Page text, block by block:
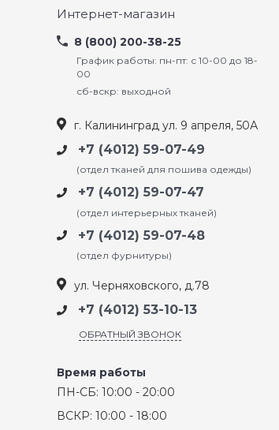
Интернет-магазин
8 (800) 200-38-25
График работы: пн-пт: с 10-00 до 18-
00
сб-вскр: выходной
г. Калининград ул. 9 апреля, 50А
+7 (4012) 59-07-49
(отдел тканей для пошива одежды)
+7 (4012) 59-07-47
(отдел интерьерных тканей)
+7 (4012) 59-07-48
(отдел фурнитуры)
ул. Черняховского, д.78
+7 (4012) 53-10-13
ОБРАТНЫЙ ЗВОНОК
Время работы
ПН-СБ: 10:00 - 20:00
ВСКР: 10:00 - 18:00